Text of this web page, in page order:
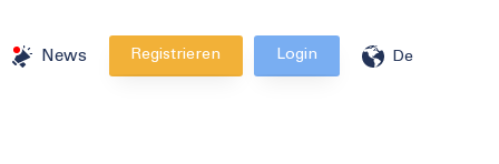
De
Login
Registrieren
News